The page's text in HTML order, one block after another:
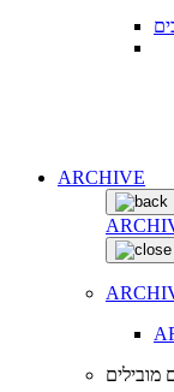
ARCHIVE
מובילים